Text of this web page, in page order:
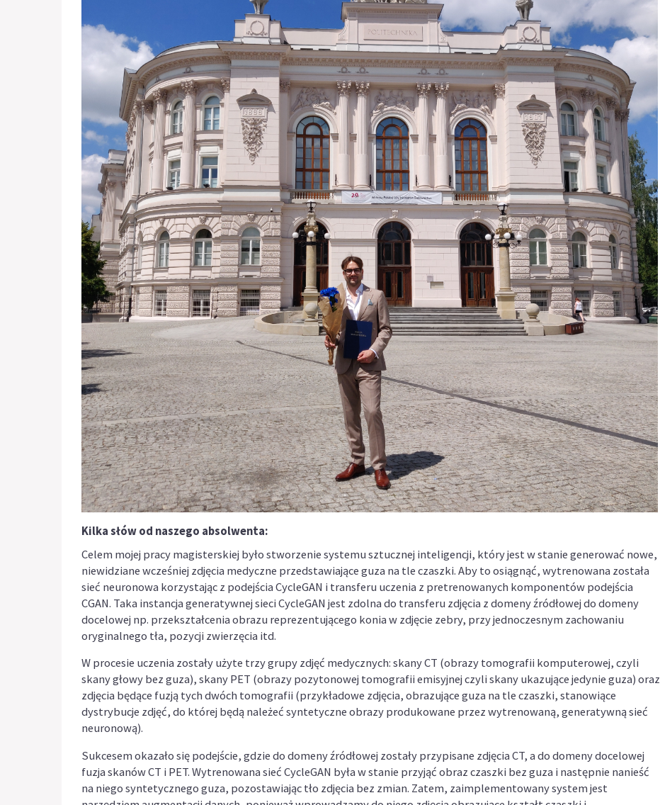
Kilka słów od naszego absolwenta:
Celem mojej pracy magisterskiej było stworzenie systemu sztucznej inteligencji, który jest w stanie generować nowe,
niewidziane wcześniej zdjęcia medyczne przedstawiające guza na tle czaszki. Aby to osiągnąć, wytrenowana została
sieć neuronowa korzystając z podejścia CycleGAN i transferu uczenia z pretrenowanych komponentów podejścia
CGAN. Taka instancja generatywnej sieci CycleGAN jest zdolna do transferu zdjęcia z domeny źródłowej do domeny
docelowej np. przekształcenia obrazu reprezentującego konia w zdjęcie zebry, przy jednoczesnym zachowaniu
oryginalnego tła, pozycji zwierzęcia itd.
W procesie uczenia zostały użyte trzy grupy zdjęć medycznych: skany CT (obrazy tomografii komputerowej, czyli
skany głowy bez guza), skany PET (obrazy pozytonowej tomografii emisyjnej czyli skany ukazujące jedynie guza) oraz
zdjęcia będące fuzją tych dwóch tomografii (przykładowe zdjęcia, obrazujące guza na tle czaszki, stanowiące
dystrybucje zdjęć, do której będą należeć syntetyczne obrazy produkowane przez wytrenowaną, generatywną sieć
neuronową).
Sukcesem okazało się podejście, gdzie do domeny źródłowej zostały przypisane zdjęcia CT, a do domeny docelowej
fuzja skanów CT i PET. Wytrenowana sieć CycleGAN była w stanie przyjąć obraz czaszki bez guza i następnie nanieść
na niego syntetycznego guza, pozostawiając tło zdjęcia bez zmian. Zatem, zaimplementowany system jest